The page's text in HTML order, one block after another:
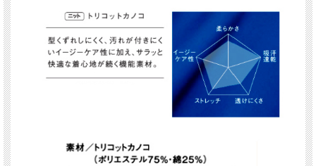
印象的なツートーンカラーに、ジップアップやポケットもひと味ちがうデザインの
型くずれしにくく、汚れが付きにくい素材を使用。